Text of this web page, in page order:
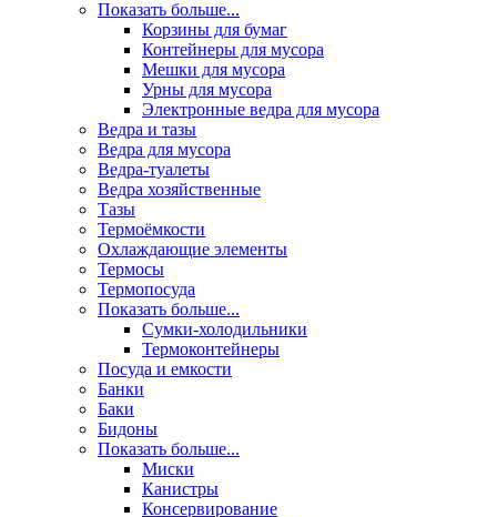
Показать больше...
Корзины для бумаг
Контейнеры для мусора
Мешки для мусора
Урны для мусора
Электронные ведра для мусора
Ведра и тазы
Ведра для мусора
Ведра-туалеты
Ведра хозяйственные
Тазы
Термоёмкости
Охлаждающие элементы
Термосы
Термопосуда
Показать больше...
Сумки-холодильники
Термоконтейнеры
Посуда и емкости
Банки
Баки
Бидоны
Показать больше...
Миски
Канистры
Консервирование